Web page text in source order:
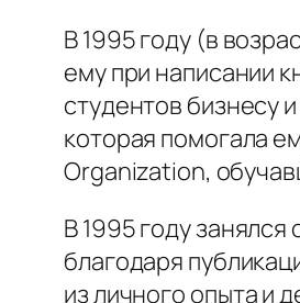
В 1995 году (в
ему при написании
студентов бизнесу
которая помогала
Organization,
В 1995 году
благодаря
из личного опыта и